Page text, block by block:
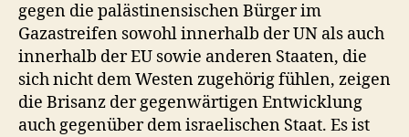
gegen die palästinensischen Bürger im
Gazastreifen sowohl innerhalb der UN als auch
innerhalb der EU sowie anderen Staaten, die
sich nicht dem Westen zugehörig fühlen, zeigen
die Brisanz der gegenwärtigen Entwicklung
auch gegenüber dem israelischen Staat. Es ist